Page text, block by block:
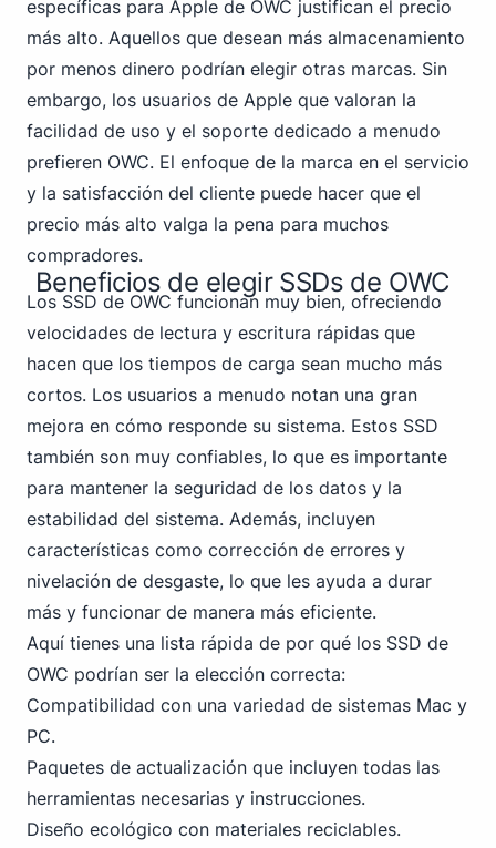
específicas para Apple de OWC justifican el precio
más alto. Aquellos que desean más almacenamiento
por menos dinero podrían elegir otras marcas. Sin
embargo, los usuarios de Apple que valoran la
facilidad de uso y el soporte dedicado a menudo
prefieren OWC. El enfoque de la marca en el servicio
y la satisfacción del cliente puede hacer que el
precio más alto valga la pena para muchos
compradores.
Beneficios de elegir SSDs de OWC
Los SSD de OWC funcionan muy bien, ofreciendo
velocidades de lectura y escritura rápidas que
hacen que los tiempos de carga sean mucho más
cortos. Los usuarios a menudo notan una gran
mejora en cómo responde su sistema. Estos SSD
también son muy confiables, lo que es importante
para mantener la seguridad de los datos y la
estabilidad del sistema. Además, incluyen
características como corrección de errores y
nivelación de desgaste, lo que les ayuda a durar
más y funcionar de manera más eficiente.
Aquí tienes una lista rápida de por qué los SSD de
OWC podrían ser la elección correcta:
Compatibilidad con una variedad de sistemas Mac y
PC.
Paquetes de actualización que incluyen todas las
herramientas necesarias y instrucciones.
Diseño ecológico con materiales reciclables.